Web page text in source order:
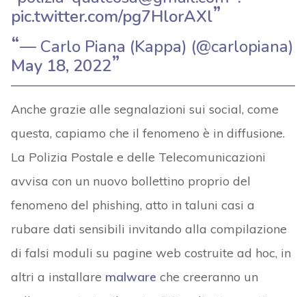
pic.twitter.com/pg7HlorAXl
— Carlo Piana (Kappa) (@carlopiana)
May 18, 2022
Anche grazie alle segnalazioni sui social, come
questa, capiamo che il fenomeno è in diffusione.
La Polizia Postale e delle Telecomunicazioni
avvisa con un nuovo bollettino proprio del
fenomeno del phishing, atto in taluni casi a
rubare dati sensibili invitando alla compilazione
di falsi moduli su pagine web costruite ad hoc, in
altri a installare malware che creeranno un